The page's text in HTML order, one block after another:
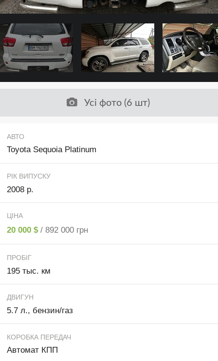
Усі фото (6 шт)
АВТО
Toyota Sequoia Platinum
РІК ВИПУСКУ
2008 р.
ЦІНА
20 000 $ / 892 000 грн
ПРОБІГ
195 тыс. км
ДВИГУН
5.7 л., бензин/газ
КОРОБКА ПЕРЕДАЧ
Автомат КПП